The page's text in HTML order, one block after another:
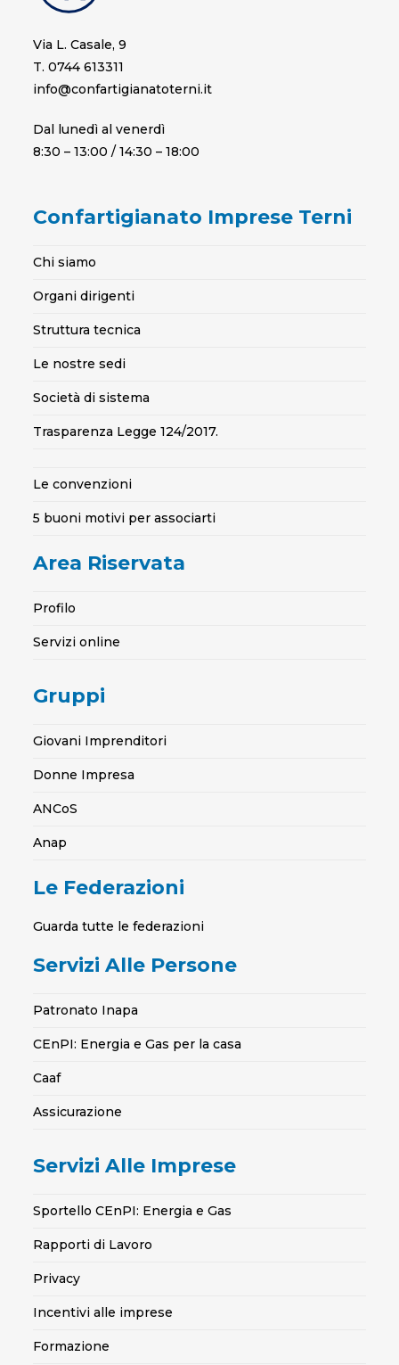
Via L. Casale, 9
T. 0744 613311
info@confartigianatoterni.it
Dal lunedì al venerdì
8:30 – 13:00 / 14:30 – 18:00
Confartigianato Imprese Terni
Chi siamo
Organi dirigenti
Struttura tecnica
Le nostre sedi
Società di sistema
Trasparenza Legge 124/2017.
Le convenzioni
5 buoni motivi per associarti
Area Riservata
Profilo
Servizi online
Gruppi
Giovani Imprenditori
Donne Impresa
ANCoS
Anap
Le Federazioni
Guarda tutte le federazioni
Servizi Alle Persone
Patronato Inapa
CEnPI: Energia e Gas per la casa
Caaf
Assicurazione
Servizi Alle Imprese
Sportello CEnPI: Energia e Gas
Rapporti di Lavoro
Privacy
Incentivi alle imprese
Formazione